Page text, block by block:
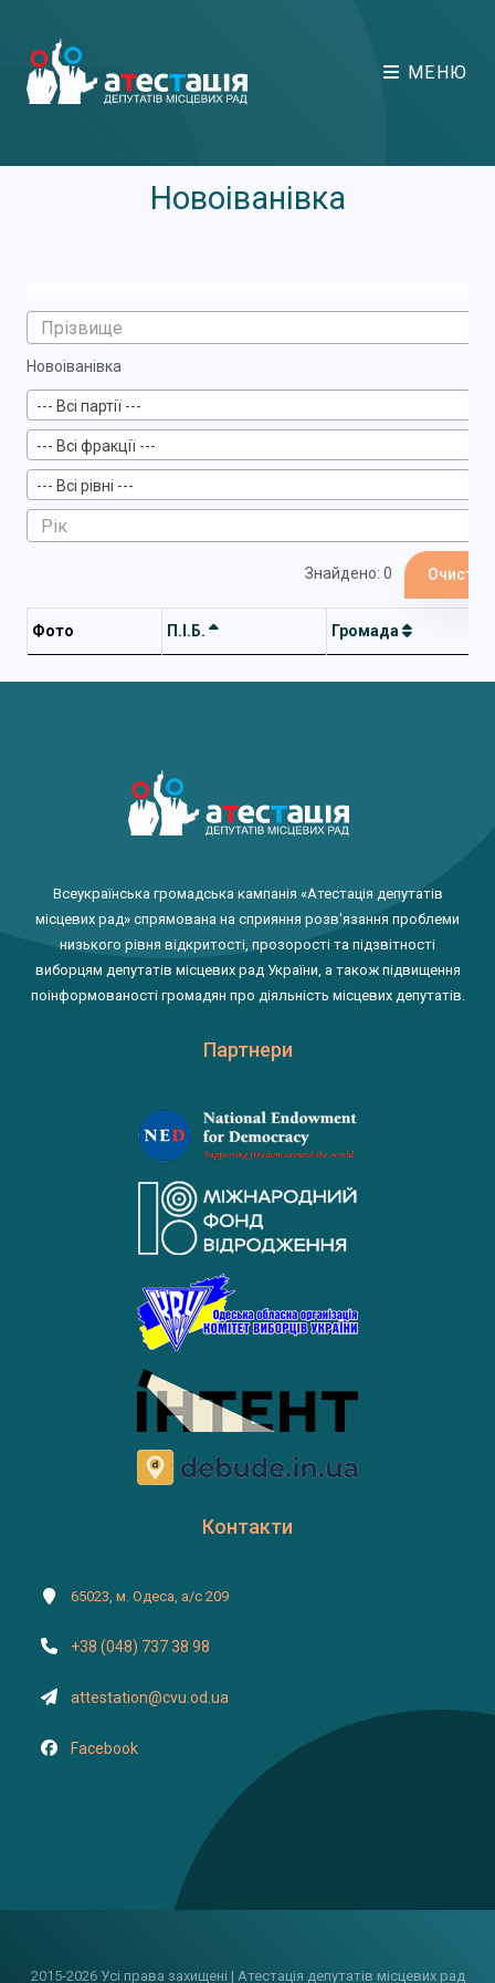
МЕНЮ
Новоіванівка
Новоіванівка
--- Всі партії ---
--- Всі фракції ---
--- Всі рівні ---
Знайдено: 0
Фото П.І.Б. Громада
Всеукраїнська громадська кампанія «Атестація депутатів
місцевих рад» спрямована на сприяння розв'язання проблеми
низького рівня відкритості, прозорості та підзвітності
виборцям депутатів місцевих рад України, а також підвищення
поінформованості громадян про діяльність місцевих депутатів.
Партнери
Контакти
65023, м. Одеса, а/с 209
+38 (048) 737 38 98
attestation@cvu.od.ua
Facebook
2015-2026 Усі права захищені | Атестація депутатів місцевих рад